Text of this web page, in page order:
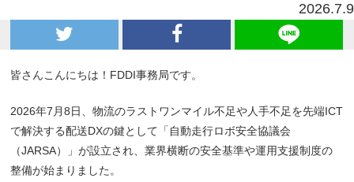
2026.7.9
皆さんこんにちは！FDDI事務局です。
2026年7月8日、物流のラストワンマイル不足や人手不足を先端ICT
で解決する配送DXの鍵として「自動走行ロボ安全協議会
（JARSA）」が設立され、業界横断の安全基準や運用支援制度の
整備が始まりました。